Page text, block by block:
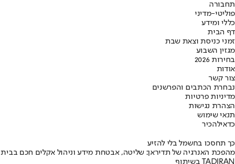
תחבורה
פוליטי-מדיני
כללי ומידע
דף הבית
זמני כניסת וצאת שבת
מגזין השבוע
בחירות 2026
אודות
צור קשר
נבחרת הכתבים והפרשנים
מדיניות פרטיות
הצהרת נגישות
תנאי שימוש
כדאילהכיר
כך תחסכו בחשמל בלי להזיע
מהפכת האנרגיה של תדיראן: שליטה, אבטחת מידע וניהול אקלים חכם בבית
בשיתוף TADIRAN